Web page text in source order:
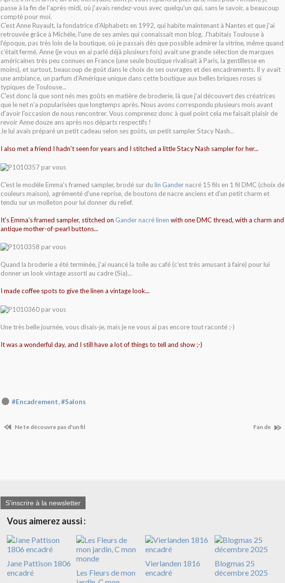
passe à la fin de l'après-midi, où j'avais rendez-vous avec quelqu'un qui, sans le savoir, a beaucoup
compté pour moi.
C'est Anne Ruyault, la fondatrice d'Alphabets en 1992, qui habite maintenant à Nantes et que j'ai
retrouvée grâce à Michèle, l'une de ses amies qui connaissait mon blog. J'habitais Toulouse à
l'époque, pas très loin de la boutique, où je passais dès que possible admirer la vitrine, même quand
c'était fermé. Anne (je vous en ai parlé déjà plusieurs fois) avait une grande sélection de marques
américaines très peu connues en France (une seule boutique rivalisait à Paris, la gentillesse en
moins), et surtout, beaucoup de goût dans le choix de ses ouvrages et des encadrements. Il y avait
une ambiance, un parfum d'Amérique unique dans cette boutique aux belles briques roses si
typiques de Toulouse...
C'est donc là que sont nés mes goûts en matière de broderie, là que j'ai découvert des créatrices
que le net n'a popularisées que longtemps après. Nous avons correspondu plusieurs mois avant
d'avoir l'occasion de nous rencontrer. Vous comprenez donc à quel point cela me faisait plaisir de
revoir Anne douze ans après nos départs respectifs !
Je lui avais préparé un petit cadeau selon ses goûts, un petit sampler Stacy Nash...
I also met a friend I hadn't seen for years and I stitched a little Stacy Nash sampler for her...
C'est le modèle Emma's framed sampler, brodé sur du lin Gander nacré 15 fils en 1 fil DMC (choix de
couleurs maison), agrémenté d'une reprise, de boutons de nacre anciens et d'un petit charm et
tendu sur un molleton pour lui donner du relief.
It's Emma's framed sampler, stitched on Gander nacré linen with one DMC thread, with a charm and
antique mother-of-pearl buttons...
Quand la broderie a été terminée, j'ai nuancé la toile au café (c'est très amusant à faire) pour lui
donner un look vintage assorti au cadre (Sia)...
I made coffee spots to give the linen a vintage look...
Une très belle journée, vous disais-je, mais je ne vous ai pas encore tout raconté ;-)
It was a wonderful day, and I still have a lot of things to tell and show ;-)
#Encadrement,#Salons
Ne te découvre pas d'un fil Fan de
S'inscrire à la newsletter
Vous aimerez aussi :
Jane Pattison 1806
encadré
Les Fleurs de mon
Vierlanden 1816
encadré
Blogmas 25
décembre 2025